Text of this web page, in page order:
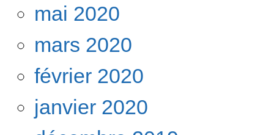
mai 2020
mars 2020
février 2020
janvier 2020